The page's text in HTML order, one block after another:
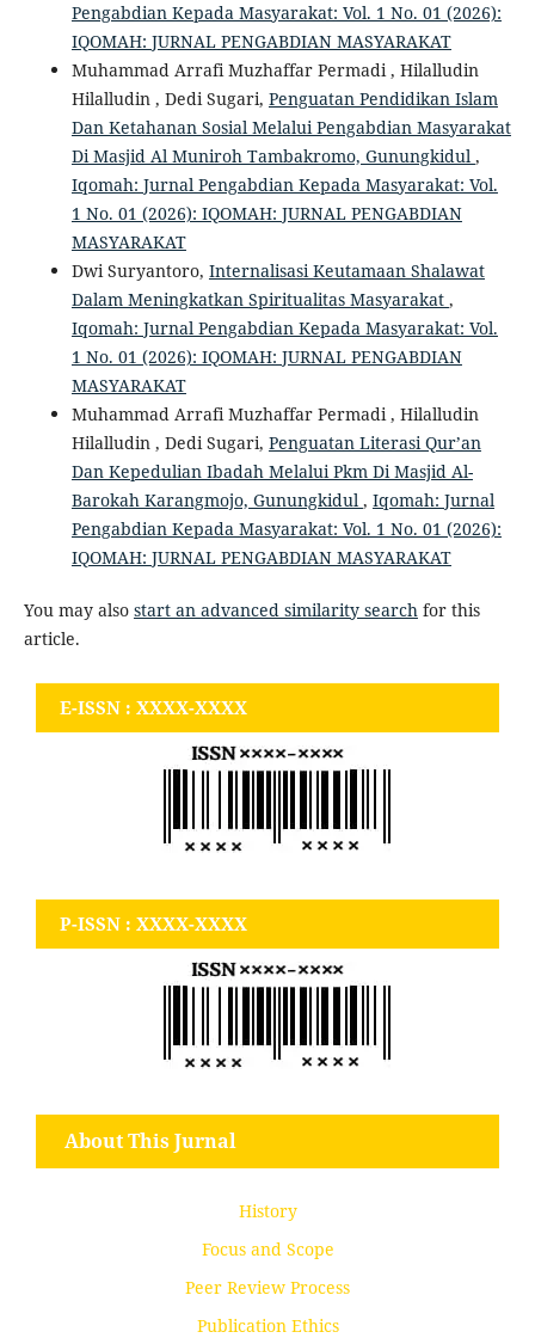
Pengabdian Kepada Masyarakat: Vol. 1 No. 01 (2026):
IQOMAH: JURNAL PENGABDIAN MASYARAKAT
Muhammad Arrafi Muzhaffar Permadi , Hilalludin
Hilalludin , Dedi Sugari, Penguatan Pendidikan Islam
Dan Ketahanan Sosial Melalui Pengabdian Masyarakat
Di Masjid Al Muniroh Tambakromo, Gunungkidul ,
Iqomah: Jurnal Pengabdian Kepada Masyarakat: Vol.
1 No. 01 (2026): IQOMAH: JURNAL PENGABDIAN
MASYARAKAT
Dwi Suryantoro, Internalisasi Keutamaan Shalawat
Dalam Meningkatkan Spiritualitas Masyarakat ,
Iqomah: Jurnal Pengabdian Kepada Masyarakat: Vol.
1 No. 01 (2026): IQOMAH: JURNAL PENGABDIAN
MASYARAKAT
Muhammad Arrafi Muzhaffar Permadi , Hilalludin
Hilalludin , Dedi Sugari, Penguatan Literasi Qur’an
Dan Kepedulian Ibadah Melalui Pkm Di Masjid Al-
Barokah Karangmojo, Gunungkidul , Iqomah: Jurnal
Pengabdian Kepada Masyarakat: Vol. 1 No. 01 (2026):
IQOMAH: JURNAL PENGABDIAN MASYARAKAT
You may also start an advanced similarity search for this
article.
E-ISSN : XXXX-XXXX
P-ISSN : XXXX-XXXX
About This Jurnal
History
Focus and Scope
Peer Review Process
Publication Ethics